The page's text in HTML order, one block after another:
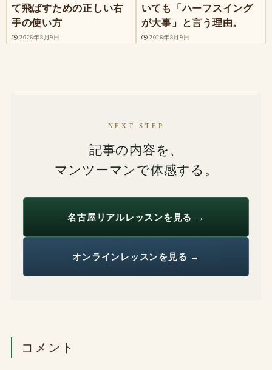
て飛ばすための正しい右
手の使い方
2026年8月9日
いても「ハーフスイング
が大事」と言う理由。
2026年8月9日
NEXT STEP
記事の内容を、
マンツーマンで体感する。
名古屋リアルレッスンを見る →
オンラインレッスンを見る →
コメント